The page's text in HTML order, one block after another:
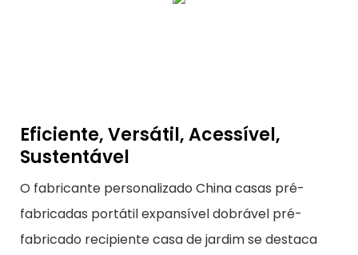
Eficiente, Versátil, Acessível,
Sustentável
O fabricante personalizado China casas pré-
fabricadas portátil expansível dobrável pré-
fabricado recipiente casa de jardim se destaca